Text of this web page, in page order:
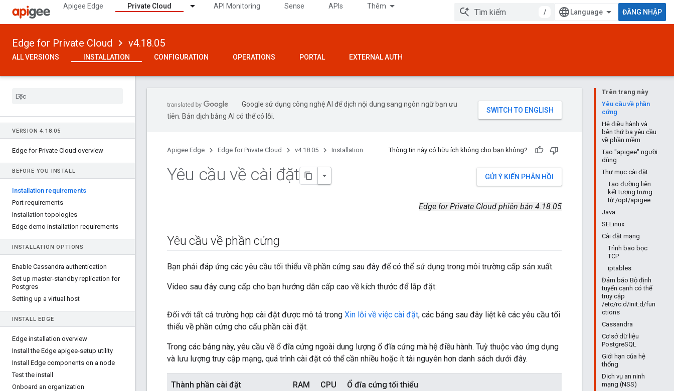
Apigee Edge Private Cloud API Monitoring Sense APIs Thêm
/ ĐĂNG NHẬP
Edge for Private Cloud v4.18.05
ALL VERSIONS INSTALLATION CONFIGURATION OPERATIONS PORTAL EXTERNAL AUTH
VERSION 4.18.05
Edge for Private Cloud overview
BEFORE YOU INSTALL
Installation requirements
Port requirements
Installation topologies
Edge demo installation requirements
INSTALLATION OPTIONS
Enable Cassandra authentication
Set up master-standby replication for
Postgres
Setting up a virtual host
INSTALL EDGE
Edge installation overview
Install the Edge apigee-setup utility
Install Edge components on a node
Test the install
Onboard an organization
Trên trang này
Yêu cầu về phần
cứng
Hệ điều hành và
bên thứ ba yêu cầu
về phần mềm
Tạo "apigee" người
dùng
Thư mục cài đặt
Tạo đường liên
kết tượng trưng
từ /opt/apigee
Java
SELinux
Cài đặt mạng
Trình bao bọc
TCP
iptables
Đảm bảo Bộ định
tuyến cạnh có thể
truy cập
/etc/rc.d/init.d/fun
ctions
Cassandra
Cơ sở dữ liệu
PostgreSQL
Giới hạn của hệ
thống
Dịch vụ an ninh
mạng (NSS)
Google sử dụng công nghệ AI để dịch nội dung sang ngôn ngữ bạn ưu
tiên. Bản dịch bằng AI có thể có lỗi.
Apigee Edge Edge for Private Cloud v4.18.05 Installation Thông tin này có hữu ích không cho bạn không?
GỬI Ý KIẾN PHẢN HỒI
Yêu cầu về cài đặt
Edge for Private Cloud phiên bản 4.18.05
Yêu cầu về phần cứng
Bạn phải đáp ứng các yêu cầu tối thiểu về phần cứng sau đây để có thể sử dụng trong môi trường cấp sản xuất.
Video sau đây cung cấp cho bạn hướng dẫn cấp cao về kích thước để lắp đặt:
Đối với tất cả trường hợp cài đặt được mô tả trong Xin lỗi về việc cài đặt, các bảng sau đây liệt kê các yêu cầu tối
thiểu về phần cứng cho cấu phần cài đặt.
Trong các bảng này, yêu cầu về ổ đĩa cứng ngoài dung lượng ổ đĩa cứng mà hệ điều hành. Tuỳ thuộc vào ứng dụng
và lưu lượng truy cập mạng, quá trình cài đặt có thể cần nhiều hoặc ít tài nguyên hơn danh sách dưới đây.
Thành phần cài đặt RAM CPU Ổ đĩa cứng tối thiểu